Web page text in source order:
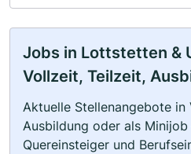
Jobs in Lottstetten &
Vollzeit, Teilzeit,
Aktuelle Stellenangebote
Ausbildung oder als
Quereinsteiger und